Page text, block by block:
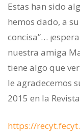
Estas han sido
hemos dado, a
concisa”…
nuestra amiga
tiene algo que
le agradecemos
2015 en la
https://